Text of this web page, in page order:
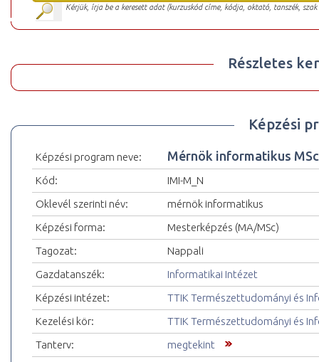
Kérjük, írja be a keresett adat (kurzuskód címe, kódja, oktató, tanszék,
Részletes
Képzési
Képzési program neve: Mérnök informatikus
Kód:
IMI-M_N
Oklevél szerinti név:
mérnök informatikus
Képzési forma:
Mesterképzés (MA/MSc)
Tagozat:
Nappali
Gazdatanszék:
Informatikai Intézet
Képzési intézet:
TTIK Természettudományi és
Kezelési kör:
TTIK Természettudományi és
Tanterv:
megtekint